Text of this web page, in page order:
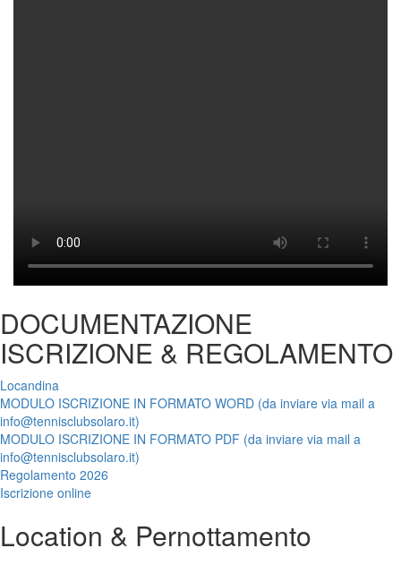
DOCUMENTAZIONE
ISCRIZIONE & REGOLAMENTO
Locandina
MODULO ISCRIZIONE IN FORMATO WORD (da inviare via mail a
info@tennisclubsolaro.it)
MODULO ISCRIZIONE IN FORMATO PDF (da inviare via mail a
info@tennisclubsolaro.it)
Regolamento 2026
Iscrizione online
Location & Pernottamento